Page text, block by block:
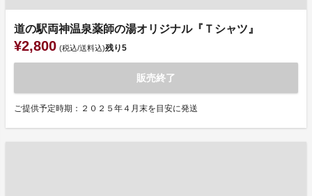
道の駅両神温泉薬師の湯オリジナル『Ｔシャツ』
¥2,800 (税込/送料込)残り5
販売終了
ご提供予定時期：２０２５年４月末を目安に発送